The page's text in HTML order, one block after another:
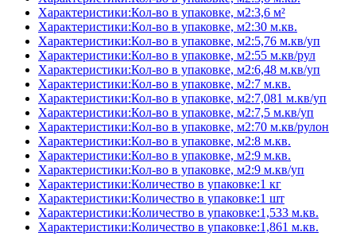
Характеристики:Кол-во в упаковке, м2:3,6 м²
Характеристики:Кол-во в упаковке, м2:30 м.кв.
Характеристики:Кол-во в упаковке, м2:5,76 м.кв/уп
Характеристики:Кол-во в упаковке, м2:55 м.кв/рул
Характеристики:Кол-во в упаковке, м2:6,48 м.кв/уп
Характеристики:Кол-во в упаковке, м2:7 м.кв.
Характеристики:Кол-во в упаковке, м2:7,081 м.кв/уп
Характеристики:Кол-во в упаковке, м2:7,5 м.кв/уп
Характеристики:Кол-во в упаковке, м2:70 м.кв/рулон
Характеристики:Кол-во в упаковке, м2:8 м.кв.
Характеристики:Кол-во в упаковке, м2:9 м.кв.
Характеристики:Кол-во в упаковке, м2:9 м.кв/уп
Характеристики:Количество в упаковке:1 кг
Характеристики:Количество в упаковке:1 шт
Характеристики:Количество в упаковке:1,533 м.кв.
Характеристики:Количество в упаковке:1,861 м.кв.